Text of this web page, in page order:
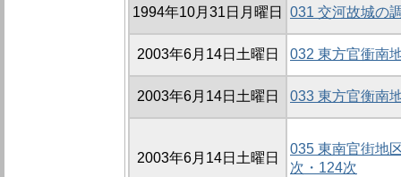
1994年10月31日月曜日 031 交河故城の
2003年6月14日土曜日 032 東方官衝南
2003年6月14日土曜日 033 東方官衡南
2003年6月14日土曜日
035 東南官街地
次・124次